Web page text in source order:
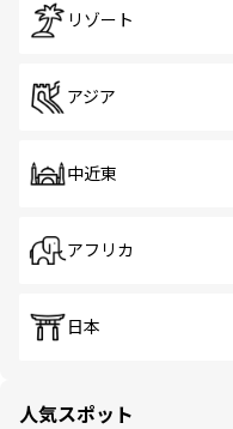
リゾート
アジア
中近東
アフリカ
日本
人気スポット